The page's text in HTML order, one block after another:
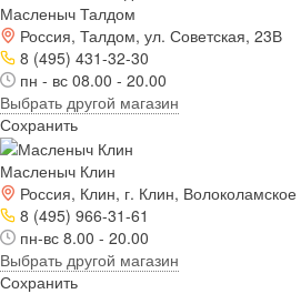
Масленыч Талдом
Россия, Талдом, ул. Советская, 23В
8 (495) 431-32-30
пн - вс 08.00 - 20.00
Выбрать другой магазин
Сохранить
Масленыч Клин
Россия, Клин, г. Клин,
8 (495) 966-31-61
пн-вс 8.00 - 20.00
Выбрать другой магазин
Сохранить